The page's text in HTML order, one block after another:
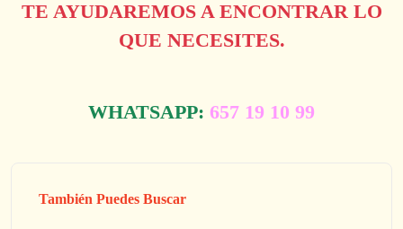
TE AYUDAREMOS A ENCONTRAR LO
QUE NECESITES.
WHATSAPP: 657 19 10 99
También Puedes Buscar